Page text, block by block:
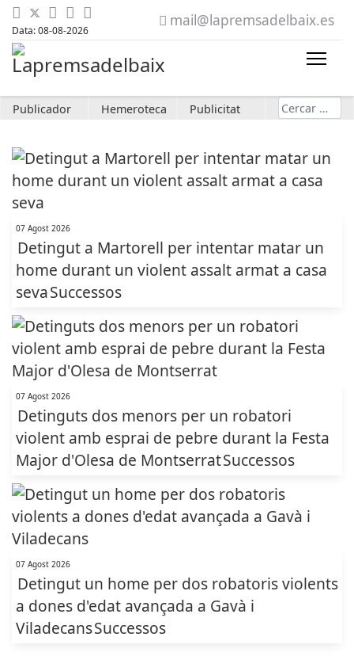
Data: 08-08-2026
mail@lapremsadelbaix.es
Publicador Hemeroteca Publicitat Cerca
07 Agost 2026
Detingut a Martorell per intentar matar un
home durant un violent assalt armat a casa
sevaSuccessos
07 Agost 2026
Detinguts dos menors per un robatori
violent amb esprai de pebre durant la Festa
Major d'Olesa de MontserratSuccessos
07 Agost 2026
Detingut un home per dos robatoris violents
a dones d'edat avançada a Gavà i
ViladecansSuccessos